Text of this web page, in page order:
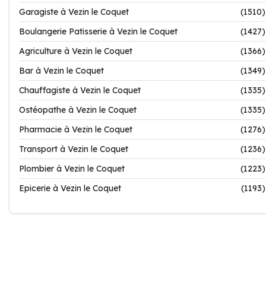
Garagiste à Vezin le Coquet
(1510)
Boulangerie Patisserie à Vezin le Coquet
(1427)
Agriculture à Vezin le Coquet
(1366)
Bar à Vezin le Coquet
(1349)
Chauffagiste à Vezin le Coquet
(1335)
Ostéopathe à Vezin le Coquet
(1335)
Pharmacie à Vezin le Coquet
(1276)
Transport à Vezin le Coquet
(1236)
Plombier à Vezin le Coquet
(1223)
Epicerie à Vezin le Coquet
(1193)